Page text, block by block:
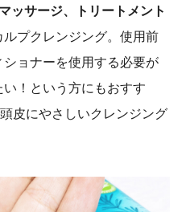
ッサージ、トリートメント
プクレンジング。使用前
ョナーを使用する必要が
！という方にもおすす
皮にやさしいクレンジング